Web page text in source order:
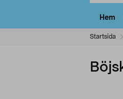
Hem
Startsida